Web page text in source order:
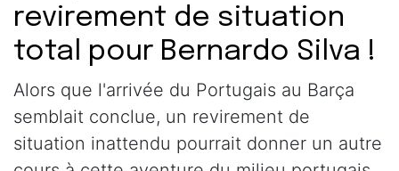
revirement de situation
total pour Bernardo Silva !
Alors que l'arrivée du Portugais au Barça
semblait conclue, un revirement de
situation inattendu pourrait donner un autre